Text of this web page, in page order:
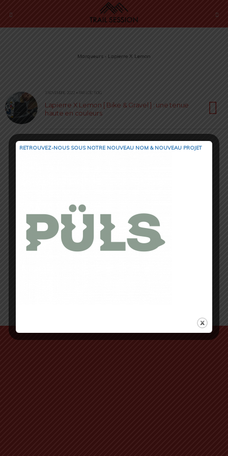
Marqueurs › Lapierre X Lemon
3 NOVEMBRE 2022 • PAR LOÏC ROIG
Lapierre X Lemon [ Bike & Gravel ] : une tenue
haute en couleurs
RETROUVEZ-NOUS SOUS NOTRE NOUVEAU NOM & NOUVEAU PROJET